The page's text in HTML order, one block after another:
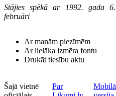
Stājies spēkā ar 1992. gada 6.
februāri
Ar manām piezīmēm
Ar lielāka izmēra fontu
Drukāt tiesību aktu
Šajā vietnē
Par
Mobilā